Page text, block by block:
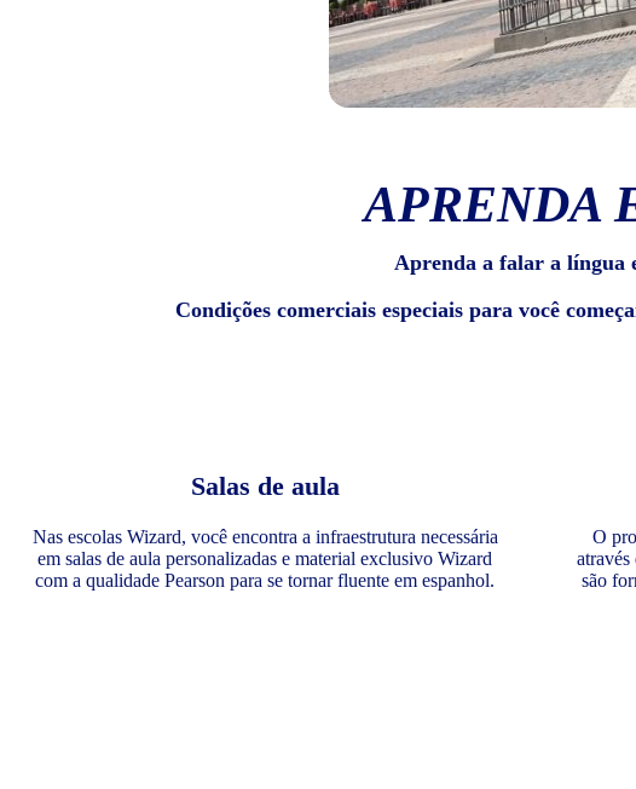
APRENDA
Aprenda a falar a língua
Condições comerciais especiais para você
Salas de aula
Nas escolas Wizard, você encontra a infraestrutura necessária
em salas de aula personalizadas e material exclusivo Wizard
com a qualidade Pearson para se tornar fluente em espanhol.
O
são